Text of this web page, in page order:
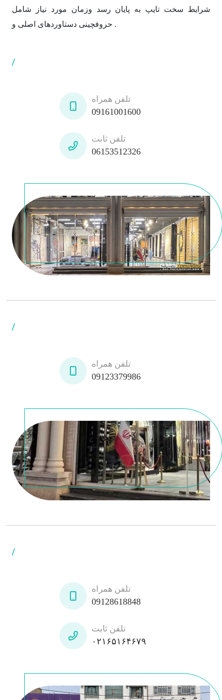
شرایط سخت تایپ به پایان رسد وزمان مورد نیاز شامل
حروفچینی دستاوردهای اصلی و .
/
تلفن همراه
09161001600
تلفن ثابت
06153512326
/
تلفن همراه
09123379986
/
تلفن همراه
09128618848
تلفن ثابت
۰۲۱۶۵۱۶۴۶۷۹